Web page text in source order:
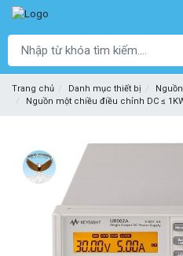
Trang chủ Danh mục thiết bị
Nguồn một chiều điều chỉnh DC ≤